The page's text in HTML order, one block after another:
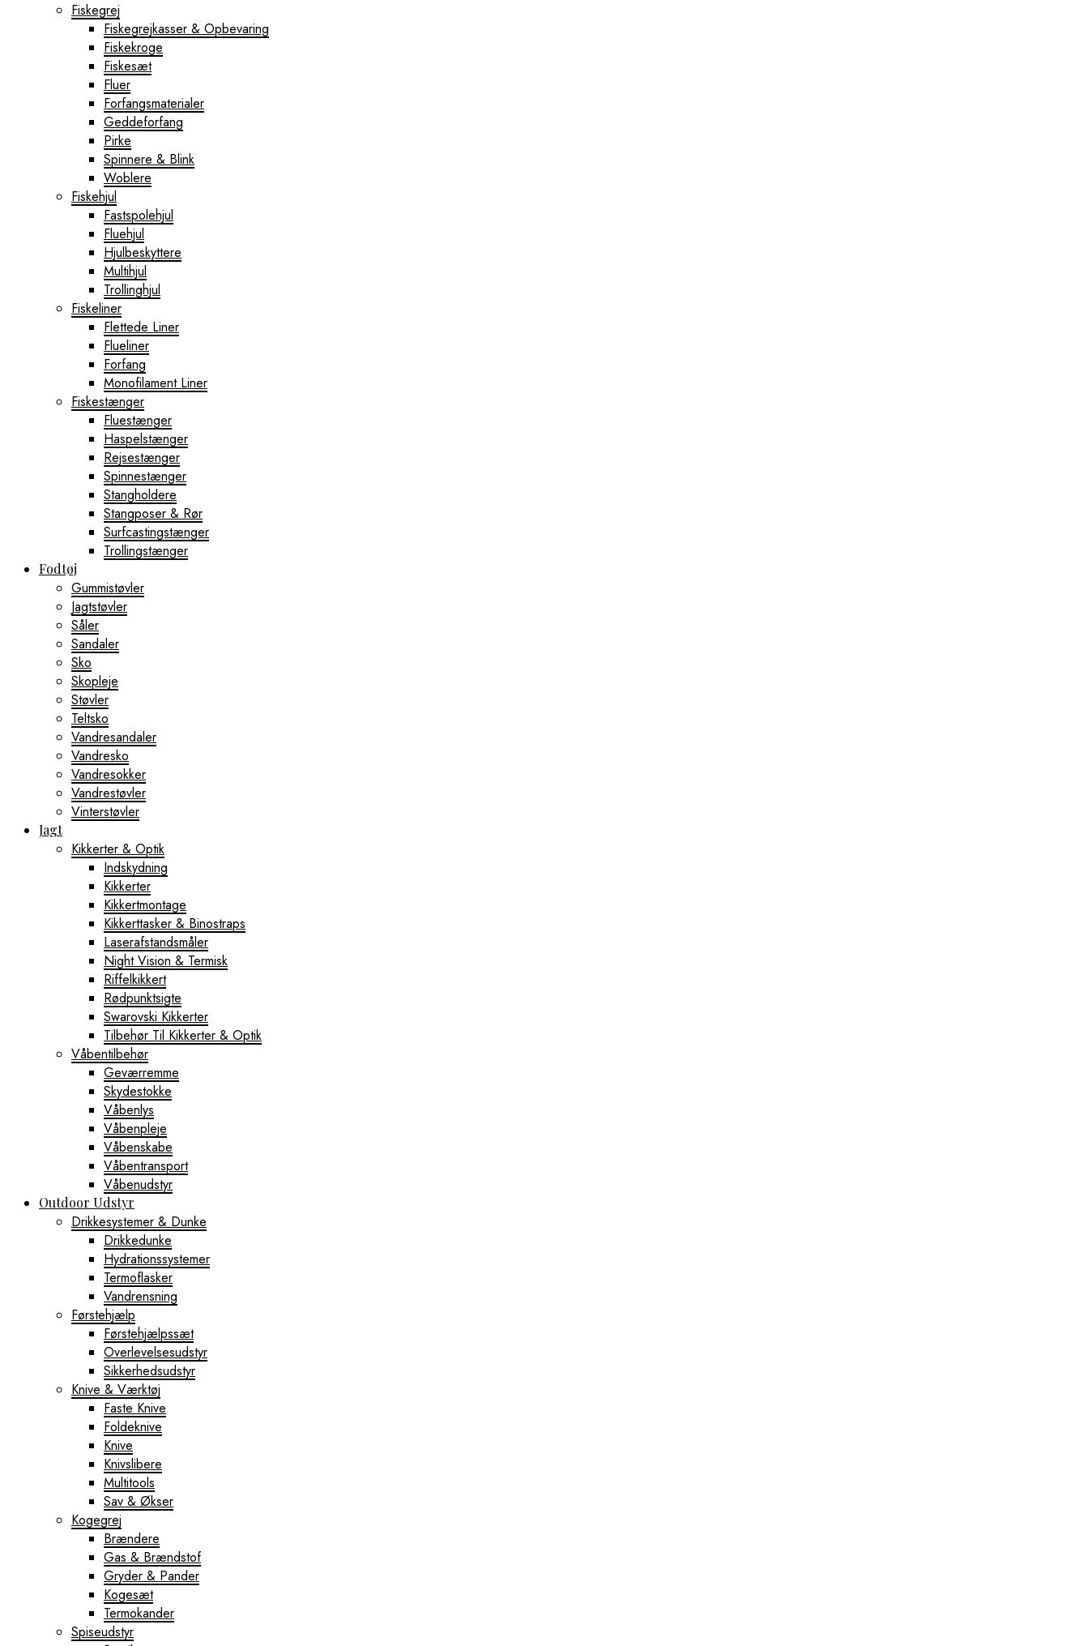
Fiskegrej
Fiskegrejkasser & Opbevaring
Fiskekroge
Fiskesæt
Fluer
Forfangsmaterialer
Geddeforfang
Pirke
Spinnere & Blink
Woblere
Fiskehjul
Fastspolehjul
Fluehjul
Hjulbeskyttere
Multihjul
Trollinghjul
Fiskeliner
Flettede Liner
Flueliner
Forfang
Monofilament Liner
Fiskestænger
Fluestænger
Haspelstænger
Rejsestænger
Spinnestænger
Stangholdere
Stangposer & Rør
Surfcastingstænger
Trollingstænger
Fodtøj
Gummistøvler
Jagtstøvler
Såler
Sandaler
Sko
Skopleje
Støvler
Teltsko
Vandresandaler
Vandresko
Vandresokker
Vandrestøvler
Vinterstøvler
Jagt
Kikkerter & Optik
Indskydning
Kikkerter
Kikkertmontage
Kikkerttasker & Binostraps
Laserafstandsmåler
Night Vision & Termisk
Riffelkikkert
Rødpunktsigte
Swarovski Kikkerter
Tilbehør Til Kikkerter & Optik
Våbentilbehør
Geværremme
Skydestokke
Våbenlys
Våbenpleje
Våbenskabe
Våbentransport
Våbenudstyr
Outdoor Udstyr
Drikkesystemer & Dunke
Drikkedunke
Hydrationssystemer
Termoflasker
Vandrensning
Førstehjælp
Førstehjælpssæt
Overlevelsesudstyr
Sikkerhedsudstyr
Knive & Værktøj
Faste Knive
Foldeknive
Knive
Knivslibere
Multitools
Sav & Økser
Kogegrej
Brændere
Gas & Brændstof
Gryder & Pander
Kogesæt
Termokander
Spiseudstyr